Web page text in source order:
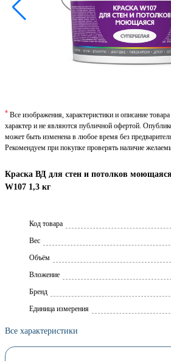
Краска ВД для стен и потолков
W107 1,3 кг
Код товара
Вес
Объём
Вложение
Брeнд
Единица измерения
Все характеристики
* Все изображения, характеристики и описание
характер и не являются публичной офертой.
может быть изменена в любое время без
Рекомендуем при покупке проверять наличие